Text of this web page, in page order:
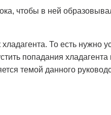
чтобы в ней
То есть нужно
попадания
темой данного